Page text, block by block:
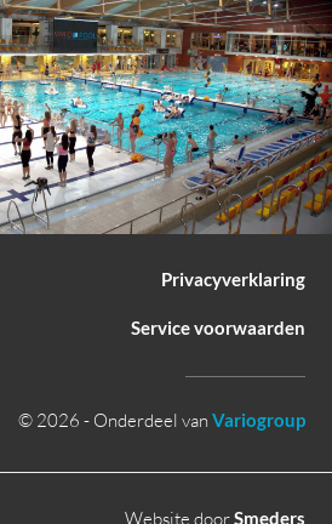
Privacyverklaring
Service voorwaarden
© 2026 - Onderdeel van Variogroup
Website doorSmeders